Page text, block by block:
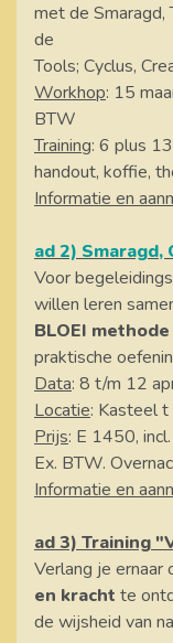
met de Smaragd,
de
Tools; Cyclus,
Workhop: 15
BTW
Training: 6 plus
handout, koffie,
Informatie en
ad 2) Smaragd,
Voor
willen leren
BLOEI methode
praktische
Data: 8 t/m 12
Locatie: Kasteel
Prijs: E 1450,
Ex. BTW.
Informatie en
ad 3) Training
Verlang je ernaar
en kracht te
de wijsheid van